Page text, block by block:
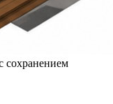
сохранением